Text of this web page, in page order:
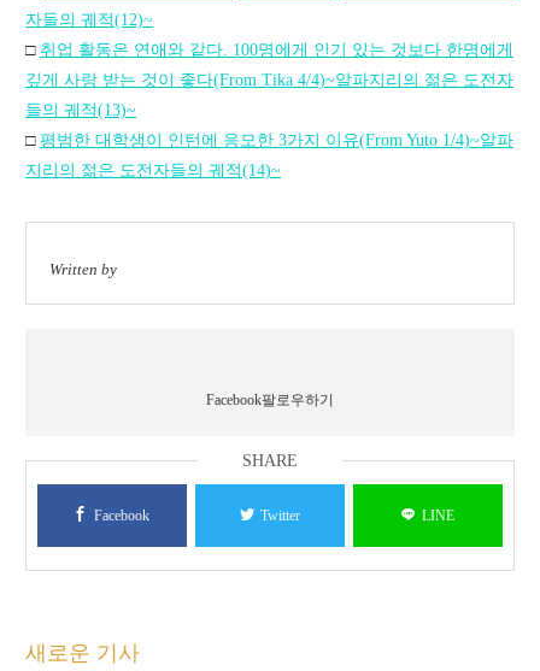
자들의 궤적(12)~
□ 취업 활동은 연애와 같다. 100명에게 인기 있는 것보다 한명에게
깊게 사랑 받는 것이 좋다(From Tika 4/4)~알파지리의 젊은 도전자
들의 궤적(13)~
□ 평범한 대학생이 인턴에 응모한 3가지 이유(From Yuto 1/4)~알파
지리의 젊은 도전자들의 궤적(14)~
Facebook팔로우하기
Facebook Twitter LINE
새로운 기사